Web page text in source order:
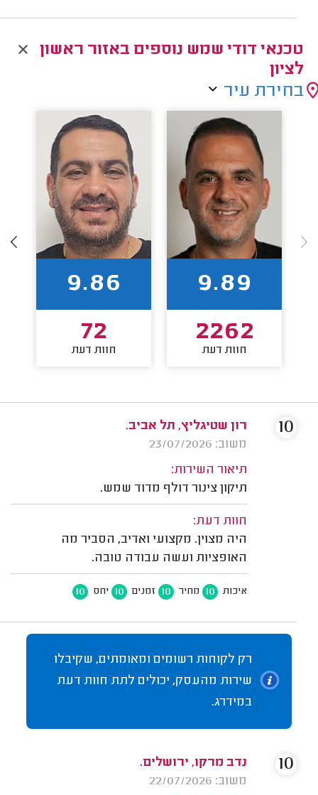
טכנאי דודי שמש נוספים באזור ראשון
לציון
בחירת עיר
9.89
2262
חוות דעת
9.86
72
חוות דעת
רון שטיגליץ, תל אביב.
משוב: 23/07/2026
תיאור השירות:
תיקון צינור דולף מדוד שמש.
חוות דעת:
היה מצוין. מקצועי ואדיב, הסביר מה
האופציות ועשה עבודה טובה.
איכות 10 מחיר 10 זמנים 10 יחס 10
10
רק לקוחות רשומים ומאומתים, שקיבלו
שירות מהעסק, יכולים לתת חוות דעת
במידרג.
נדב מרקו, ירושלים.
משוב: 22/07/2026
10